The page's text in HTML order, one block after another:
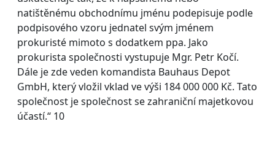
natištěnému obchodnímu jménu podepisuje podle
podpisového vzoru jednatel svým jménem
prokuristé mimoto s dodatkem ppa. Jako
prokurista společnosti vystupuje Mgr. Petr Kočí.
Dále je zde veden komandista Bauhaus Depot
GmbH, který vložil vklad ve výši 184 000 000 Kč. Tato
společnost je společnost se zahraniční majetkovou
účastí.“ 10